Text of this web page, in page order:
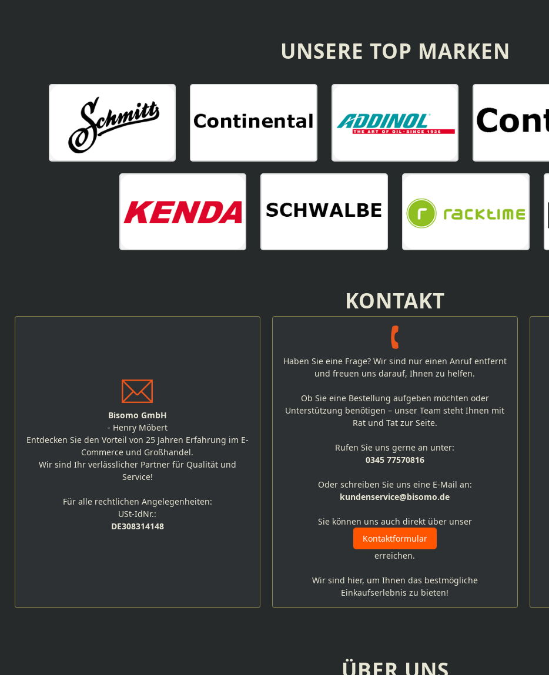
UNSERE TOP MARKEN
KONTAKT
Bisomo GmbH
- Henry Möbert
Entdecken Sie den Vorteil von 25 Jahren Erfahrung im E-
Commerce und Großhandel.
Wir sind Ihr verlässlicher Partner für Qualität und
Service!
Für alle rechtlichen Angelegenheiten:
USt-IdNr.:
DE308314148
Haben Sie eine Frage? Wir sind nur einen Anruf entfernt
und freuen uns darauf, Ihnen zu helfen.
Ob Sie eine Bestellung aufgeben möchten oder
Unterstützung benötigen – unser Team steht Ihnen mit
Rat und Tat zur Seite.
Rufen Sie uns gerne an unter:
0345 77570816
Oder schreiben Sie uns eine E-Mail an:
kundenservice@bisomo.de
Sie können uns auch direkt über unser
Kontaktformular
erreichen.
Wir sind hier, um Ihnen das bestmögliche
Einkaufserlebnis zu bieten!